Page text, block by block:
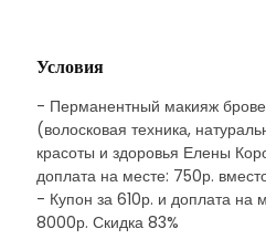
Условия
- Перманентный макияж
(волосковая техника,
красоты и здоровья Елены
доплата на месте: 750р.
- Купон за 610р. и доплата на
8000р. Скидка 83%